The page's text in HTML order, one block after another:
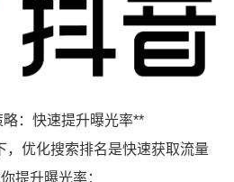
：快速提升曝光率**
，优化搜索排名是快速获取流量
提升曝光率：